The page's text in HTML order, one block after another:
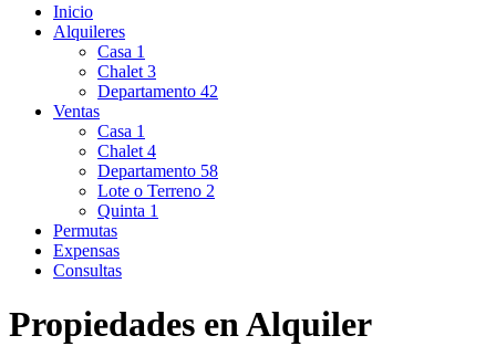
Inicio
Alquileres
Casa 1
Chalet 3
Departamento 42
Ventas
Casa 1
Chalet 4
Departamento 58
Lote o Terreno 2
Quinta 1
Permutas
Expensas
Consultas
Propiedades en Alquiler